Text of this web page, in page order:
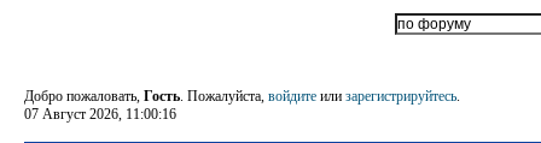
Добро пожаловать, Гость. Пожалуйста, войдите или зарегистрируйтесь.
07 Август 2026, 11:00:16